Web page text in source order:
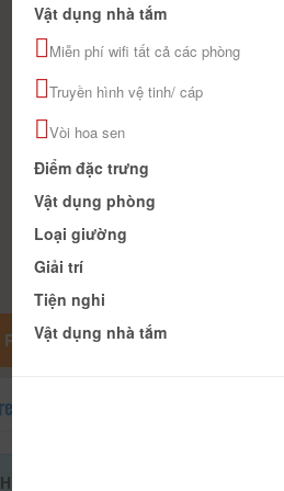
RỘNG BẢN ĐỒ
Hotel
Vật dụng nhà tắm
Miễn phí wifi tất cả các phòng
Truyền hình vệ tinh/ cáp
Vòi hoa sen
Điểm đặc trưng
Vật dụng phòng
Loại giường
Giải trí
Tiện nghi
Vật dụng nhà tắm